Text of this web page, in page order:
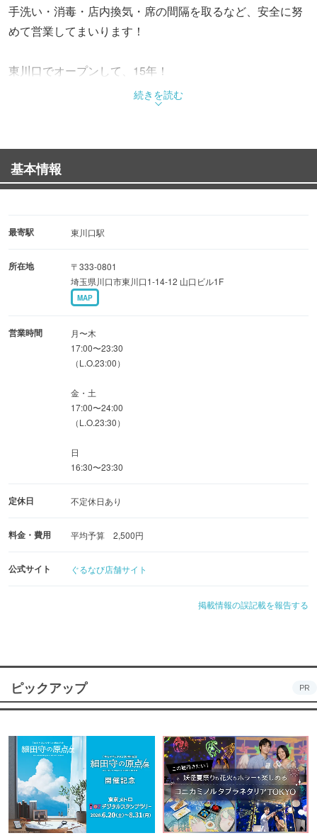
手洗い・消毒・店内換気・席の間隔を取るなど、安全に努
めて営業してまいります！
東川口でオープンして、15年！
沢山のお客様にごひいきにしていただき、日々営業できて
新鮮なお肉を使った串焼き、大阪名物串揚げ、とろとろに
煮込んだもつ煮込みなど、
一品一品魂”こめて仕込んでます。仕事帰りに、仲のいい友
ください！！
★姉妹店のご案内★
続きを読む
基本情報
最寄駅 東川口駅
所在地
〒333-0801
埼玉県川口市東川口1-14-12 山口ビル1F
MAP
営業時間
月〜木
17:00〜23:30
（L.O.23:00）
金・土
17:00〜24:00
（L.O.23:30）
日
16:30〜23:30
定休日 不定休日あり
料金・費用 平均予算 2,500円
公式サイト ぐるなび店舗サイト
掲載情報の誤記載を報告する
ピックアップ PR